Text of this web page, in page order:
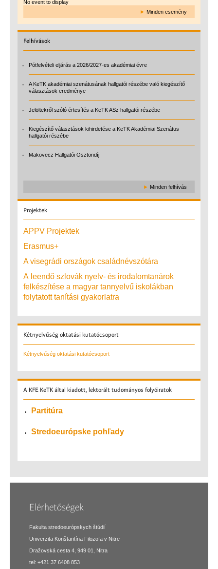
No event to display
► Minden esemény
Felhívások
Pótfelvételi eljárás a 2026/2027-es akadémiai évre
A KeTK akadémiai szenátusának hallgatói részébe való kiegészítő
választások eredménye
Jelöltekről szóló értesítés a KeTK ASz hallgatói részébe
Kiegészítő választások kihirdetése a KeTK Akadémiai Szenátus
hallgatói részébe
Makovecz Hallgatói Ösztöndíj
► Minden felhívás
Projektek
APPV Projektek
Erasmus+
A visegrádi országok családnévszótára
A leendő szlovák nyelv- és irodalomtanárok
felkészítése a magyar tannyelvű iskolákban
folytatott tanítási gyakorlatra
Kétnyelvűség oktatási kutatócsoport
Kétnyelvűség oktatási kutatócsoport
A KFE KeTK által kiadott, lektorált tudományos folyóiratok
Partitúra
Stredoeurópske pohľady
Elérhetőségek
Fakulta stredoeurópskych štúdií
Univerzita Konštantína Filozofa v Nitre
Dražovská cesta 4, 949 01, Nitra
tel: +421 37 6408 853